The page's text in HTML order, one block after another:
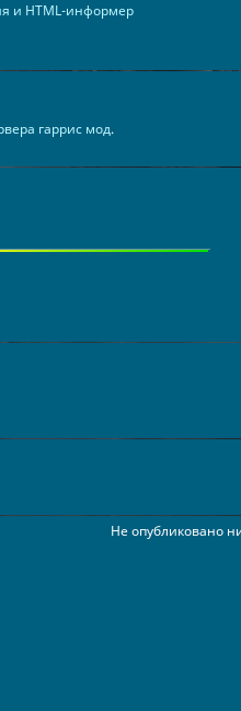
и HTML-информер
гаррис мод.
Не опубликовано